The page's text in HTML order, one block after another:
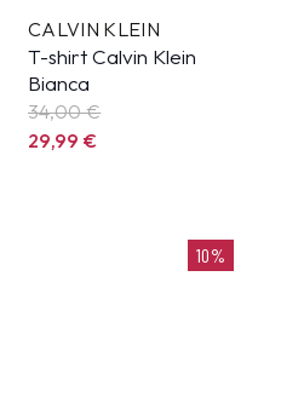
CALVIN KLEIN
T-shirt Calvin Klein
Bianca
34,00 €
29,99€
10%